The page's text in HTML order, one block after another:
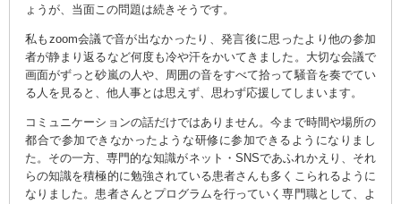
ょうが、当面この問題は続きそうです。
私もzoom会議で音が出なかったり、発言後に思ったより他の参加
者が静まり返るなど何度も冷や汗をかいてきました。大切な会議で
画面がずっと砂嵐の人や、周囲の音をすべて拾って騒音を奏でてい
る人を見ると、他人事とは思えず、思わず応援してしまいます。
コミュニケーションの話だけではありません。今まで時間や場所の
都合で参加できなかったような研修に参加できるようになりまし
た。その一方、専門的な知識がネット・SNSであふれかえり、それ
らの知識を積極的に勉強されている患者さんも多くこられるように
なりました。患者さんとプログラムを行っていく専門職として、よ